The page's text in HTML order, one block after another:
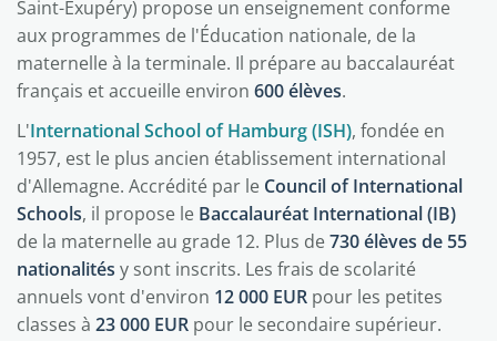
Saint-Exupéry) propose un enseignement conforme
aux programmes de l'Éducation nationale, de la
maternelle à la terminale. Il prépare au baccalauréat
français et accueille environ 600 élèves.
L'International School of Hamburg (ISH), fondée en
1957, est le plus ancien établissement international
d'Allemagne. Accrédité par le Council of International
Schools, il propose le Baccalauréat International (IB)
de la maternelle au grade 12. Plus de730 élèves de 55
nationalités y sont inscrits. Les frais de scolarité
annuels vont d'environ 12 000 EUR pour les petites
classes à 23 000 EUR pour le secondaire supérieur.